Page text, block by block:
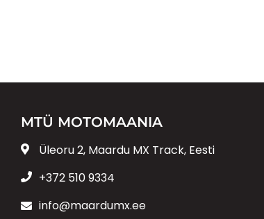
MTÜ MOTOMAANIA
Üleoru 2, Maardu MX Track, Eesti
+372 510 9334
info@maardumx.ee